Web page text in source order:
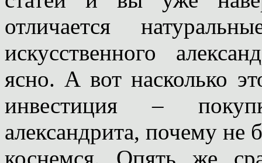
отличается
искусственного
ясно. А вот насколько
инвестиция –
александрита, почему
коснемся. Опять же